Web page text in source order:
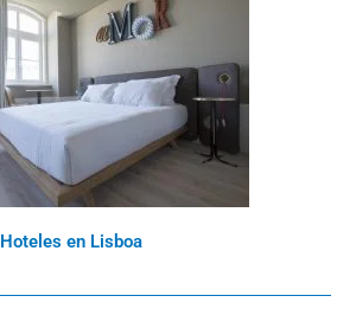
Hoteles en Lisboa